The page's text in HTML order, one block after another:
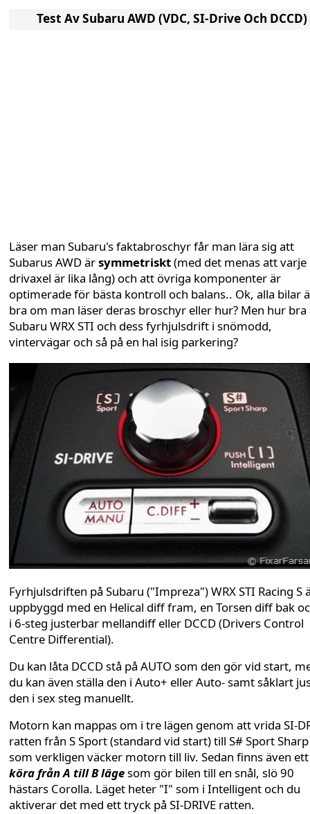
Test Av Subaru AWD (VDC, SI-Drive Och DCCD)
Läser man Subaru's faktabroschyr får man lära sig att
Subarus AWD ärsymmetriskt(med det menas att varje
drivaxel är lika lång) och att övriga komponenter är
optimerade för bästa kontroll och balans.. Ok, alla bilar
bra om man läser deras broschyr eller hur? Men hur bra
Subaru WRX STI och dess fyrhjulsdrift i snömodd,
vintervägar och så på en hal isig parkering?
Fyrhjulsdriften på Subaru ("Impreza") WRX STI Racing S
uppbyggd med en Helical diff fram, en Torsen diff bak
i 6-steg justerbar mellandiff eller DCCD (Drivers Control
Centre Differential).
Du kan låta DCCD stå på AUTO som den gör vid start,
du kan även ställa den i Auto+ eller Auto- samt såklart
den i sex steg manuellt.
Motorn kan mappas om i tre lägen genom att vrida SI-
ratten från S Sport (standard vid start) till S# Sport Sharp
som verkligen väcker motorn till liv. Sedan finns även ett
köra från A till B lägesom gör bilen till en snål, slö 90
hästars Corolla. Läget heter "I" som i Intelligent och du
aktiverar det med ett tryck på SI-DRIVE ratten.